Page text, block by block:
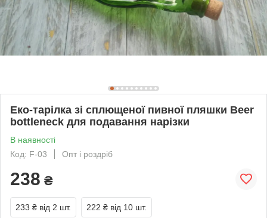
Еко-тарілка зі сплющеної пивної пляшки Beer
bottleneck для подавання нарізки
В наявності
Код: F-03
Опт і роздріб
238 ₴
233 ₴ від 2 шт. 222 ₴ від 10 шт.